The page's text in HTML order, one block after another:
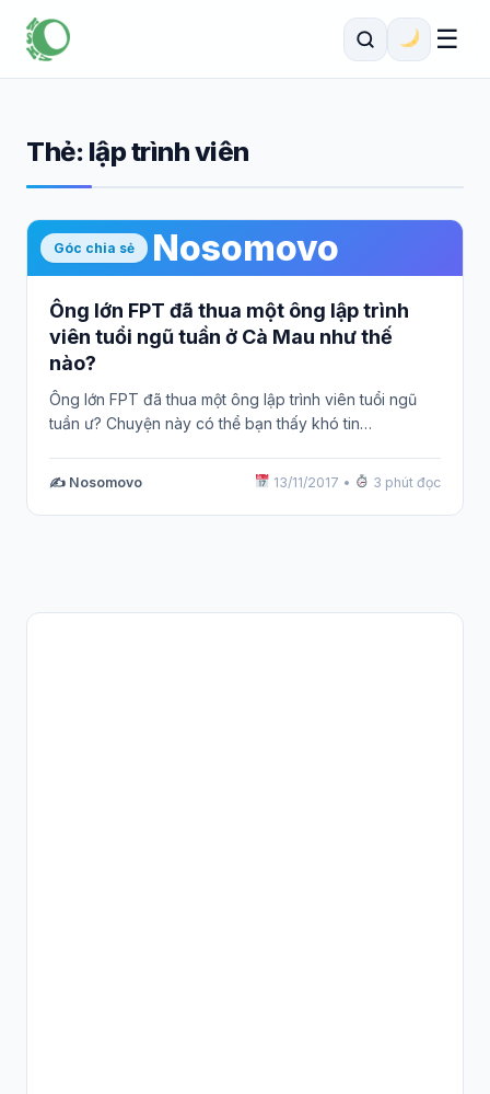
☰
Thẻ: lập trình viên
Nosomovo
Góc chia sẻ
Ông lớn FPT đã thua một ông lập trình
viên tuổi ngũ tuần ở Cà Mau như thế
nào?
Ông lớn FPT đã thua một ông lập trình viên tuổi ngũ
tuần ư? Chuyện này có thể bạn thấy khó tin…
✍️ Nosomovo 13/11/2017 • 3 phút đọc